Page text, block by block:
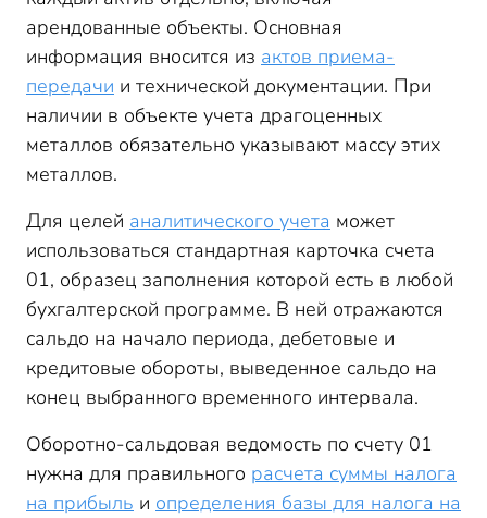
арендованные объекты. Основная
информация вносится из актов приема-
передачи и технической документации. При
наличии в объекте учета драгоценных
металлов обязательно указывают массу этих
металлов.
Для целей аналитического учета может
использоваться стандартная карточка счета
01, образец заполнения которой есть в любой
бухгалтерской программе. В ней отражаются
сальдо на начало периода, дебетовые и
кредитовые обороты, выведенное сальдо на
конец выбранного временного интервала.
Оборотно-сальдовая ведомость по счету 01
нужна для правильного расчета суммы налога
на прибыль и определения базы для налога на